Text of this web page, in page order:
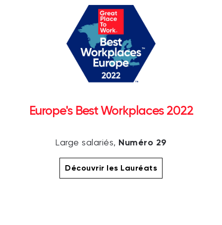
Europe's Best Workplaces 2022
Large salariés, Numéro 29
Découvrir les Lauréats